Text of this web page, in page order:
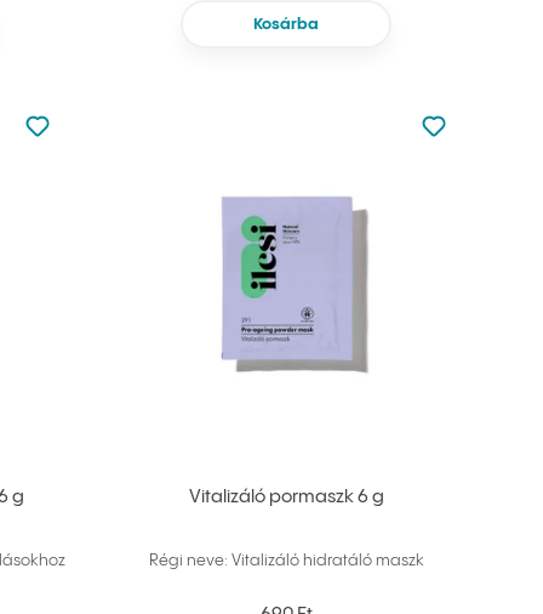
Kosárba
g
Nincsen hozzáadva a kedvencekhez
Hozzáadás a kedvencekhez
Vitalizáló pormaszk 6 g
Régi neve: Vitalizáló hidratáló maszk
Nincsen
Hozzáadás